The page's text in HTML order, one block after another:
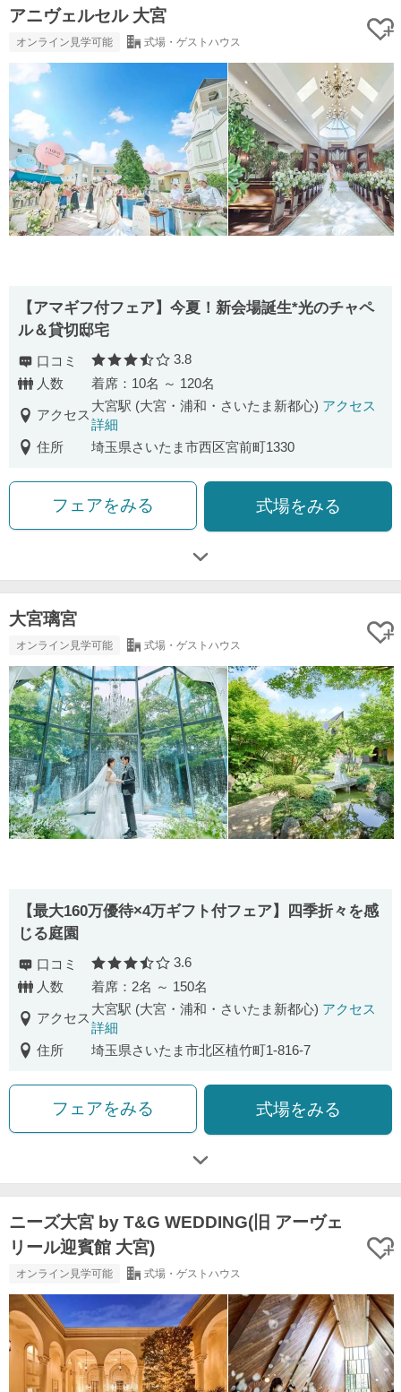
アニヴェルセル 大宮
オンライン見学可能 式場・ゲストハウス
【アマギフ付フェア】今夏！新会場誕生*光のチャペ
ル＆貸切邸宅
口コミ 口コミ評価
3.8
人数
着席：10名 ～ 120名
アクセス
大宮駅 (大宮・浦和・さいたま新都心) アクセス
詳細
住所
埼玉県さいたま市西区宮前町1330
フェアをみる 式場をみる
大宮璃宮
オンライン見学可能 式場・ゲストハウス
【最大160万優待×4万ギフト付フェア】四季折々を感
じる庭園
口コミ 口コミ評価
3.6
人数
着席：2名 ～ 150名
アクセス
大宮駅 (大宮・浦和・さいたま新都心) アクセス
詳細
住所
埼玉県さいたま市北区植竹町1-816-7
フェアをみる 式場をみる
ニーズ大宮 by T&G WEDDING(旧 アーヴェ
リール迎賓館 大宮)
オンライン見学可能 式場・ゲストハウス